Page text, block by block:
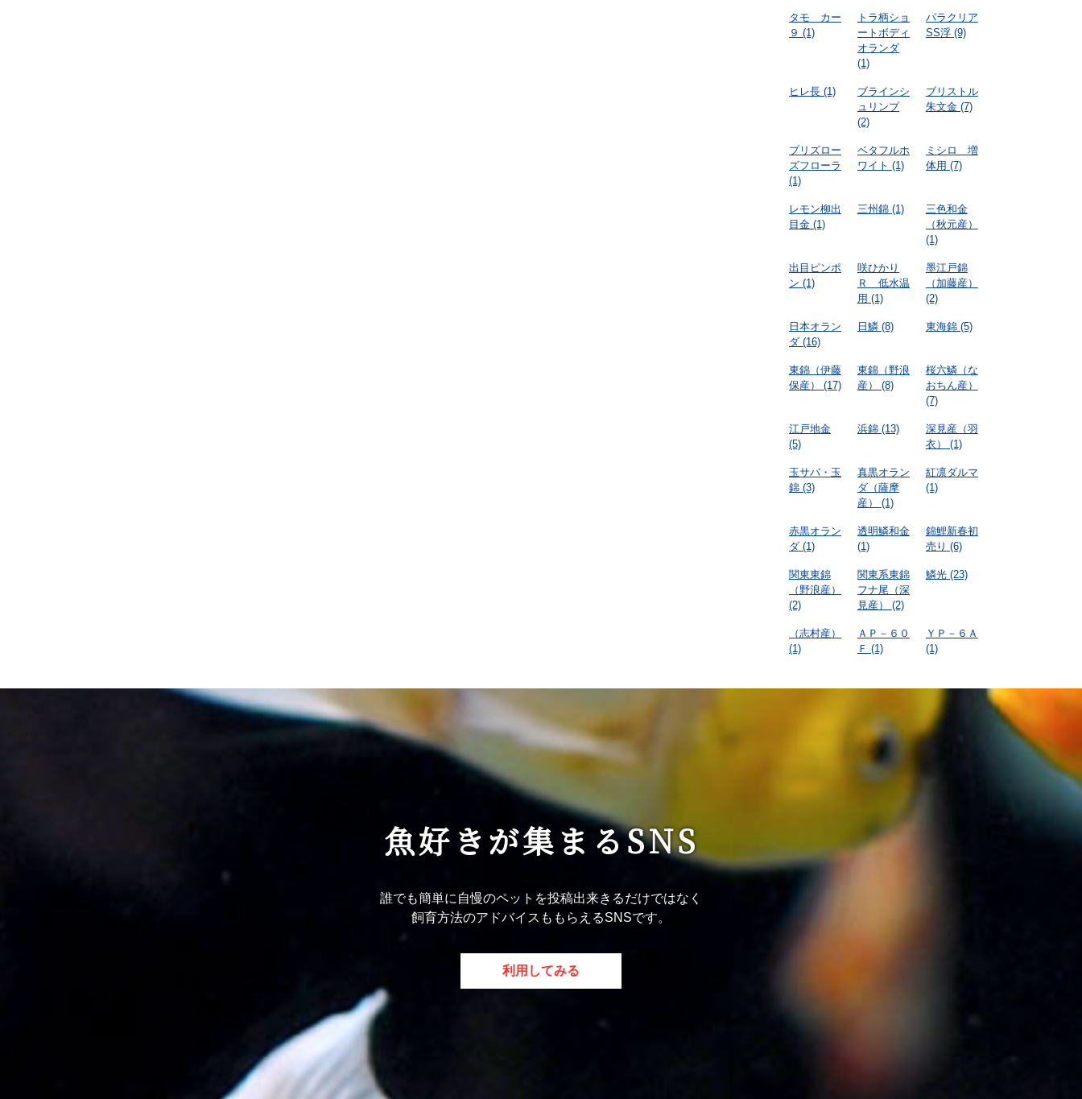
タモ カー
９ (1)
トラ柄ショ
ートボディ
オランダ
(1)
パラクリア
SS浮(9)
ヒレ長 (1)
ブラインシ
ュリンプ
(2)
ブリストル
朱文金(7)
プリズロー
ズフローラ
(1)
ベタフルホ
ワイト (1)
ミシロ 増
体用 (7)
レモン柳出
目金 (1)
三州錦(1)
三色和金
（秋元産）
(1)
出目ピンポ
ン (1)
咲ひかり
Ｒ 低水温
用 (1)
墨江戸錦
（加藤産）
(2)
日本オラン
ダ (16)
日鱗(8) 東海錦(5)
東錦（伊藤
保産）
(17)
東錦（野浪
産）
(8)
桜六鱗（な
おちん産）
(7)
江戸地金
(5)
浜錦(13)
深見産（羽
衣）
(1)
玉サバ・玉
錦 (3)
真黒オラン
ダ（薩摩
産）
(1)
紅凛ダルマ
(1)
赤黒オラン
ダ (1)
透明鱗和金
(1)
錦鯉新春初
売り (6)
関東東錦
（野浪産）
(2)
関東系東錦
フナ尾（深
見産）
(2)
鱗光(23)
（志村産）
(1)
ＡＰ－６０
Ｆ (1)
ＹＰ－６Ａ
(1)
魚好きが集まるSNS
誰でも簡単に自慢のペットを投稿出来きるだけではなく
飼育方法のアドバイスももらえるSNSです。
利用してみる